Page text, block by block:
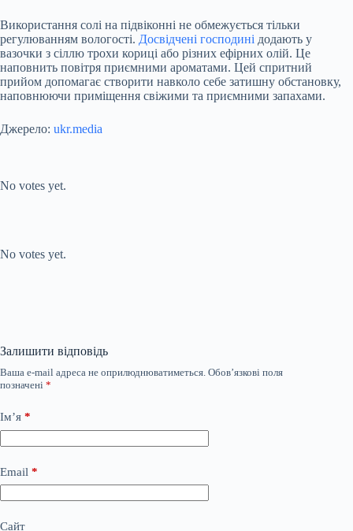
Використання солі на підвіконні не обмежується тільки
регулюванням вологості. Досвідчені господині додають у
вазочки з сіллю трохи кориці або різних ефірних олій. Це
наповнить повітря приємними ароматами. Цей спритний
прийом допомагає створити навколо себе затишну обстановку,
наповнюючи приміщення свіжими та приємними запахами.
Джерело: ukr.media
No votes yet.
No votes yet.
Залишити відповідь
Ваша e-mail адреса не оприлюднюватиметься. Обов’язкові поля
позначені *
Ім’я *
Email *
Сайт